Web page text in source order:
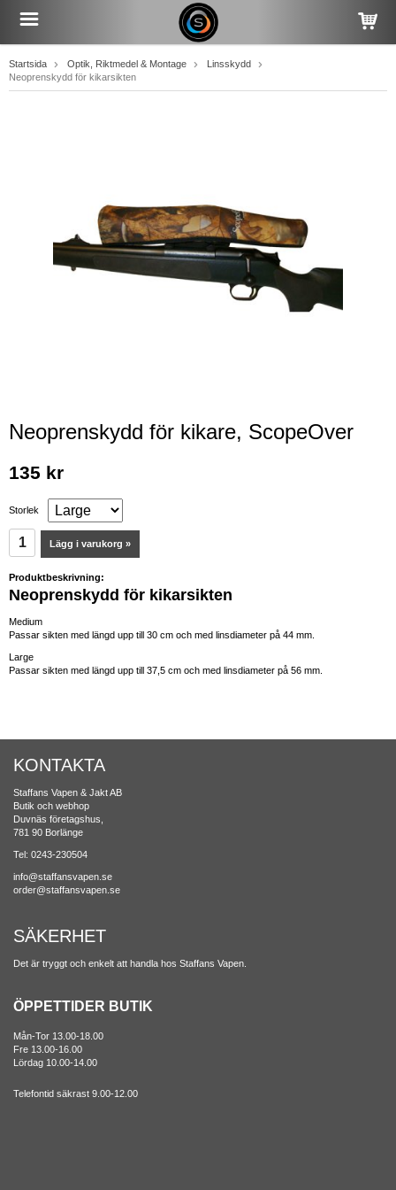
Startsida Optik, Riktmedel & Montage
Linsskydd
Neoprenskydd för kikarsikten
Neoprenskydd för kikare, ScopeOver
135 kr
Storlek
Lägg i varukorg »
Produktbeskrivning:
Neoprenskydd för kikarsikten
Medium
Passar sikten med längd upp till 30 cm och med linsdiameter på 44 mm.
Large
Passar sikten med längd upp till 37,5 cm och med linsdiameter på 56 mm.
KONTAKTA
Staffans Vapen & Jakt AB
Butik och webhop
Duvnäs företagshus,
781 90 Borlänge
Tel: 0243-230504
info@staffansvapen.se
order@staffansvapen.se
SÄKERHET
Det är tryggt och enkelt att handla hos Staffans Vapen.
ÖPPETTIDER BUTIK
Mån-Tor 13.00-18.00
Fre 13.00-16.00
Lördag 10.00-14.00
Telefontid säkrast 9.00-12.00